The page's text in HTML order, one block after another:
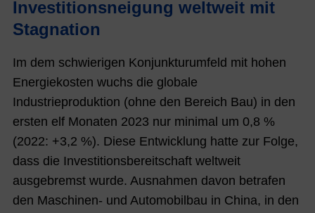
Investitionsneigung weltweit mit
Stagnation
Im dem schwierigen Konjunkturumfeld mit hohen
Energiekosten wuchs die globale
Industrieproduktion (ohne den Bereich Bau) in den
ersten elf Monaten 2023 nur minimal um 0,8 %
(2022: +3,2 %). Diese Entwicklung hatte zur Folge,
dass die Investitionsbereitschaft weltweit
ausgebremst wurde. Ausnahmen davon betrafen
den Maschinen- und Automobilbau in China, in den